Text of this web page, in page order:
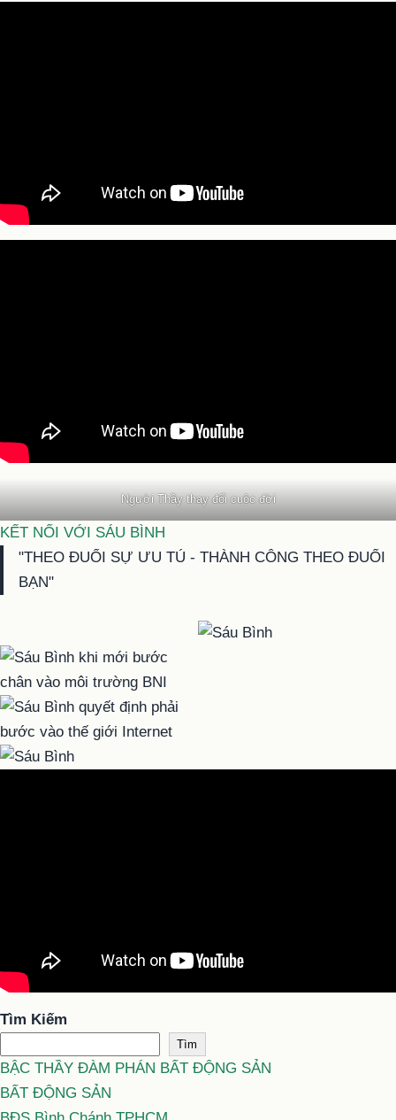
Người Thầy thay đổi cuộc đời
KẾT NỐI VỚI SÁU BÌNH
"THEO ĐUỔI SỰ ƯU TÚ - THÀNH CÔNG THEO ĐUỔI
BẠN"
Tìm Kiếm
Tìm
BẬC THẦY ĐÀM PHÁN BẤT ĐỘNG SẢN
BẤT ĐỘNG SẢN